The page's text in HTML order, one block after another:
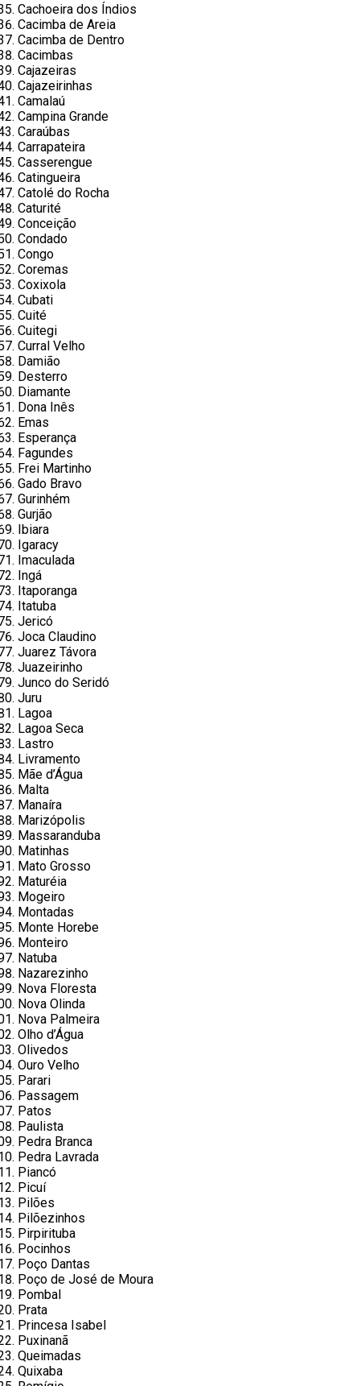
Cachoeira dos Índios
Cacimba de Areia
Cacimba de Dentro
Cacimbas
Cajazeiras
Cajazeirinhas
Camalaú
Campina Grande
Caraúbas
Carrapateira
Casserengue
Catingueira
Catolé do Rocha
Caturité
Conceição
Condado
Congo
Coremas
Coxixola
Cubati
Cuité
Cuitegi
Curral Velho
Damião
Desterro
Diamante
Dona Inês
Emas
Esperança
Fagundes
Frei Martinho
Gado Bravo
Gurinhém
Gurjão
Ibiara
Igaracy
Imaculada
Ingá
Itaporanga
Itatuba
Jericó
Joca Claudino
Juarez Távora
Juazeirinho
Junco do Seridó
Juru
Lagoa
Lagoa Seca
Lastro
Livramento
Mãe d’Água
Malta
Manaíra
Marizópolis
Massaranduba
Matinhas
Mato Grosso
Maturéia
Mogeiro
Montadas
Monte Horebe
Monteiro
Natuba
Nazarezinho
Nova Floresta
Nova Olinda
Nova Palmeira
Olho d’Água
Olivedos
Ouro Velho
Parari
Passagem
Patos
Paulista
Pedra Branca
Pedra Lavrada
Piancó
Picuí
Pilões
Pilõezinhos
Pirpirituba
Pocinhos
Poço Dantas
Poço de José de Moura
Pombal
Prata
Princesa Isabel
Puxinanã
Queimadas
Quixaba